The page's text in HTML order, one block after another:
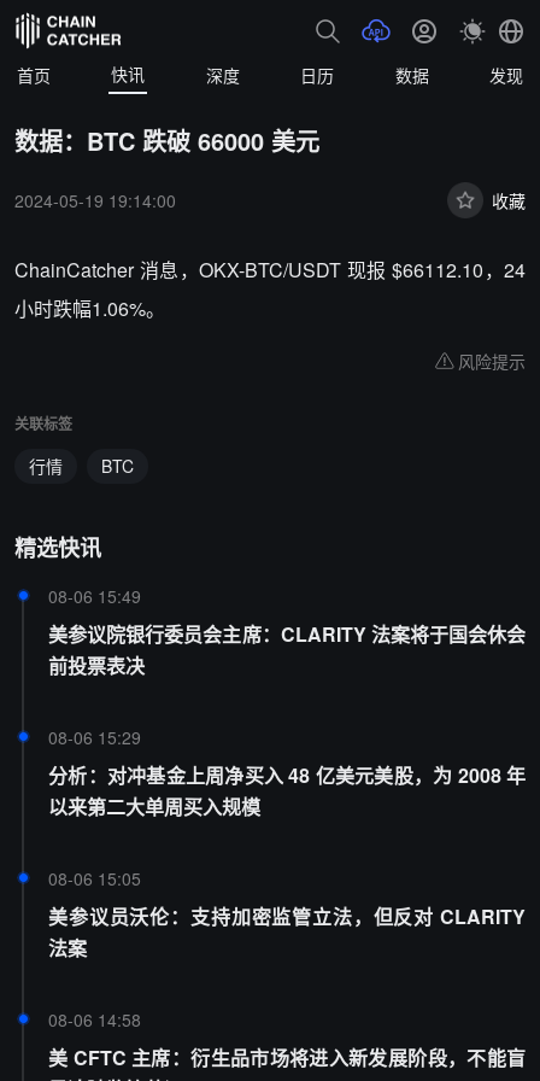
首页 快讯 深度 日历 数据 发现
数据：BTC 跌破 66000 美元
2024-05-19 19:14:00 收藏
ChainCatcher 消息，OKX-BTC/USDT 现报 $66112.10，24
小时跌幅1.06%。
风险提示
关联标签
行情 BTC
精选快讯
08-06 15:49
美参议院银行委员会主席：CLARITY 法案将于国会休会
前投票表决
08-06 15:29
分析：对冲基金上周净买入 48 亿美元美股，为 2008 年
以来第二大单周买入规模
08-06 15:05
美参议员沃伦：支持加密监管立法，但反对 CLARITY
法案
08-06 14:58
美 CFTC 主席：衍生品市场将进入新发展阶段，不能盲